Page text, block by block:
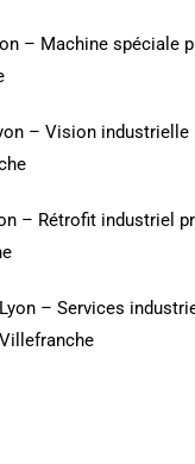
– Machine spéciale
– Vision industrielle
– Rétrofit industriel
– Services